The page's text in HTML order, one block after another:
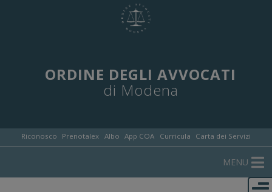
ORDINE DEGLI AVVOCATI
di Modena
Riconosco Prenotalex Albo App COA Curricula Carta dei Servizi
MENU